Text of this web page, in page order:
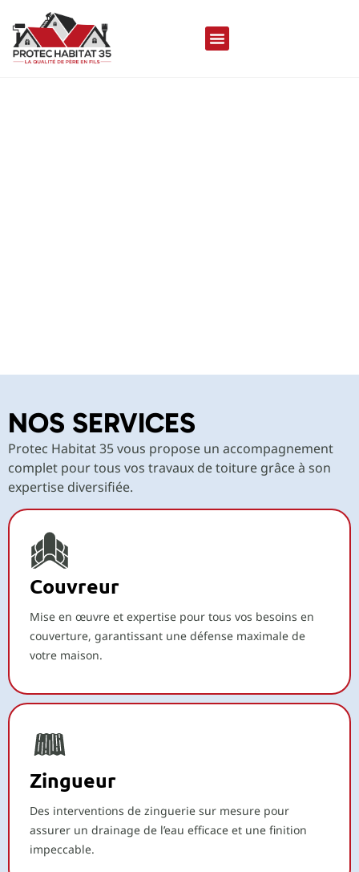
NOS SERVICES
Protec Habitat 35 vous propose un accompagnement
complet pour tous vos travaux de toiture grâce à son
expertise diversifiée.
Couvreur
Mise en œuvre et expertise pour tous vos besoins en
couverture, garantissant une défense maximale de
votre maison.
Zingueur
Des interventions de zinguerie sur mesure pour
assurer un drainage de l’eau efficace et une finition
impeccable.